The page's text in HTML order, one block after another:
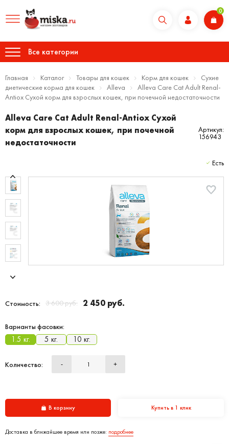
0
Все категории
Главная Каталог Товары для кошек Корм для кошек
Сухие
диетические корма для кошек
Alleva
Alleva Care Cat Adult Renal-
Antiox Сухой корм для взрослых кошек, при почечной недостаточности
Alleva Care Cat Adult Renal-Antiox Сухой
корм для взрослых кошек, при почечной
недостаточности
Артикул:
156943
Есть
Стоимость: 3 600 руб. 2 450 руб.
Варианты фасовки:
1.5 кг. 5 кг. 10 кг.
Количество: - +
В корзину Купить в 1 клик
Доставка в ближайшее время или позже: подробнее